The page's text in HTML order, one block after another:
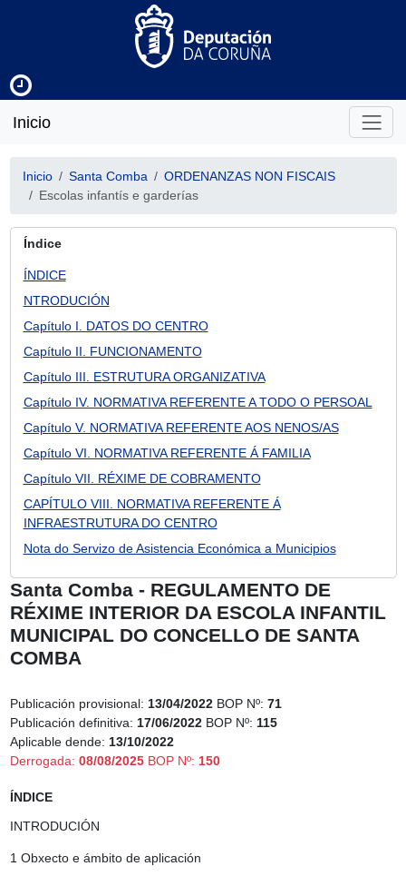
Inicio
Inicio Santa Comba
ORDENANZAS NON FISCAIS
Escolas infantís e garderías
Índice
ÍNDICE
NTRODUCIÓN
Capítulo I. DATOS DO CENTRO
Capítulo II. FUNCIONAMENTO
Capítulo III. ESTRUTURA ORGANIZATIVA
Capítulo IV. NORMATIVA REFERENTE A TODO O PERSOAL
Capítulo V. NORMATIVA REFERENTE AOS NENOS/AS
Capítulo VI. NORMATIVA REFERENTE Á FAMILIA
Capítulo VII. RÉXIME DE COBRAMENTO
CAPÍTULO VIII. NORMATIVA REFERENTE Á
INFRAESTRUTURA DO CENTRO
Nota do Servizo de Asistencia Económica a Municipios
Santa Comba - REGULAMENTO DE
RÉXIME INTERIOR DA ESCOLA INFANTIL
MUNICIPAL DO CONCELLO DE SANTA
COMBA
Publicación provisional: 13/04/2022 BOP Nº: 71
Publicación definitiva: 17/06/2022 BOP Nº: 115
Aplicable dende: 13/10/2022
Derrogada: 08/08/2025 BOP Nº: 150
ÍNDICE
INTRODUCIÓN
1 Obxecto e ámbito de aplicación